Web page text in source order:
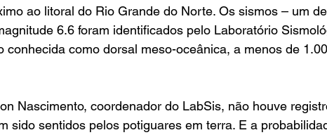
ao litoral do Rio Grande do Norte. Os sismos – um
6.6 foram identificados pelo Laboratório
conhecida como dorsal meso-oceânica, a menos de
Nascimento, coordenador do LabSis, não houve
sido sentidos pelos potiguares em terra. E a